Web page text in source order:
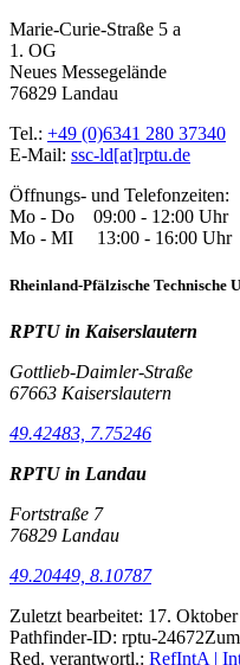
Marie-Curie-Straße 5 a
1. OG
Neues Messegelände
76829 Landau
Tel.: +49 (0)6341 280 37340
E-Mail: ssc-ld[at]rptu.de
Öffnungs- und Telefonzeiten:
Mo - Do 09:00 - 12:00 Uhr
Mo - MI 13:00 - 16:00 Uhr
Rheinland-Pfälzische
RPTU in Kaiserslautern
Gottlieb-Daimler-Straße
67663 Kaiserslautern
49.42483, 7.75246
RPTU in Landau
Fortstraße 7
76829 Landau
49.20449, 8.10787
Zuletzt bearbeitet: 17.
Pathfinder-ID: rptu-24672
Red. verantwortl.: RefIntA |